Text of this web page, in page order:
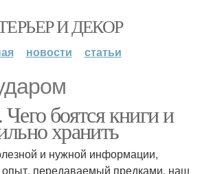
И ДЕКОР
новости статьи
боятся книги и
хранить
и нужной информации,
передаваемый предками, наш